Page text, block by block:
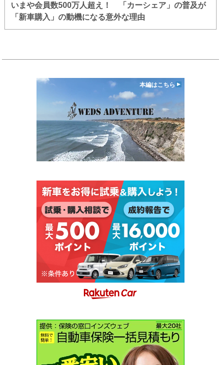
いまや会員数500万人超え！ 「カーシェア」の普及が
「新車購入」の動機になる意外な理由
本編はこちら